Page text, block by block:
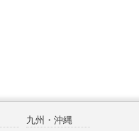
九州・沖縄